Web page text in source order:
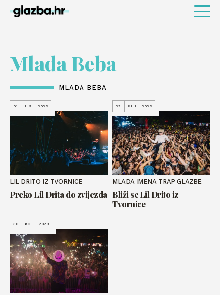
Mlada Beba
MLADA BEBA
01 LIS 2023
LIL DRITO IZ TVORNICE
Preko Lil Drita do zvijezda
22 RUJ 2023
MLADA IMENA TRAP GLAZBE
Bliži se Lil Drito iz
Tvornice
30 KOL 2023